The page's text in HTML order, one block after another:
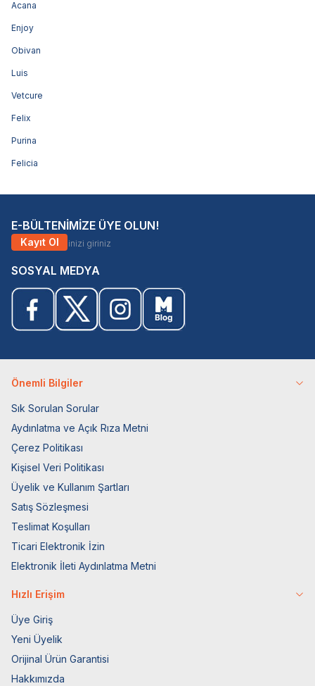
Acana
Enjoy
Obivan
Luis
Vetcure
Felix
Purina
Felicia
E-BÜLTENİMİZE ÜYE OLUN!
Kayıt Ol
SOSYAL MEDYA
Önemli Bilgiler
Sık Sorulan Sorular
Aydınlatma ve Açık Rıza Metni
Çerez Politikası
Kişisel Veri Politikası
Üyelik ve Kullanım Şartları
Satış Sözleşmesi
Teslimat Koşulları
Ticari Elektronik İzin
Elektronik İleti Aydınlatma Metni
Hızlı Erişim
Üye Giriş
Yeni Üyelik
Orijinal Ürün Garantisi
Hakkımızda